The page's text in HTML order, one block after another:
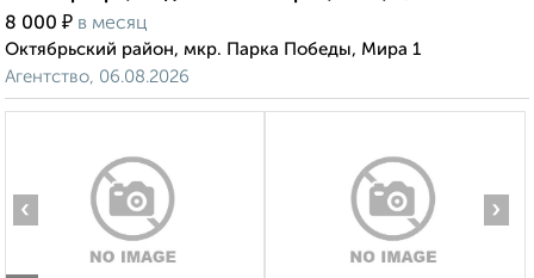
8 000 ₽ в месяц
Октябрьский район, мкр. Парка Победы, Мира 1
Агентство, 06.08.2026
‹ ›